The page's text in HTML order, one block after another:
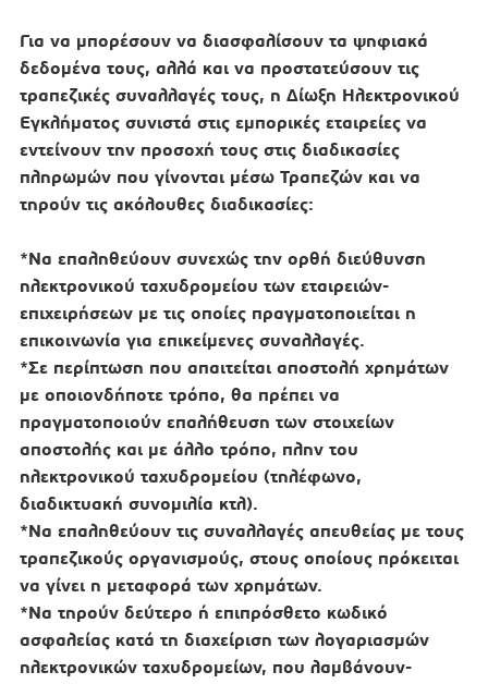
Για να μπορέσουν να διασφαλίσουν τα ψηφιακά
δεδομένα τους, αλλά και να προστατεύσουν τις
τραπεζικές συναλλαγές τους, η Δίωξη Ηλεκτρονικού
Εγκλήματος συνιστά στις εμπορικές εταιρείες να
εντείνουν την προσοχή τους στις διαδικασίες
πληρωμών που γίνονται μέσω Τραπεζών και να
τηρούν τις ακόλουθες διαδικασίες:
*Να επαληθεύουν συνεχώς την ορθή διεύθυνση
ηλεκτρονικού ταχυδρομείου των εταιρειών-
επιχειρήσεων με τις οποίες πραγματοποιείται η
επικοινωνία για επικείμενες συναλλαγές.
*Σε περίπτωση που απαιτείται αποστολή χρημάτων
με οποιονδήποτε τρόπο, θα πρέπει να
πραγματοποιούν επαλήθευση των στοιχείων
αποστολής και με άλλο τρόπο, πλην του
ηλεκτρονικού ταχυδρομείου (τηλέφωνο,
διαδικτυακή συνομιλία κτλ).
*Να επαληθεύουν τις συναλλαγές απευθείας με τους
τραπεζικούς οργανισμούς, στους οποίους πρόκειται
να γίνει η μεταφορά των χρημάτων.
*Να τηρούν δεύτερο ή επιπρόσθετο κωδικό
ασφαλείας κατά τη διαχείριση των λογαριασμών
ηλεκτρονικών ταχυδρομείων, που λαμβάνουν-